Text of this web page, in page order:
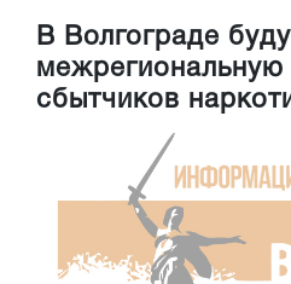
В Волгограде
межрегиональную
сбытчиков